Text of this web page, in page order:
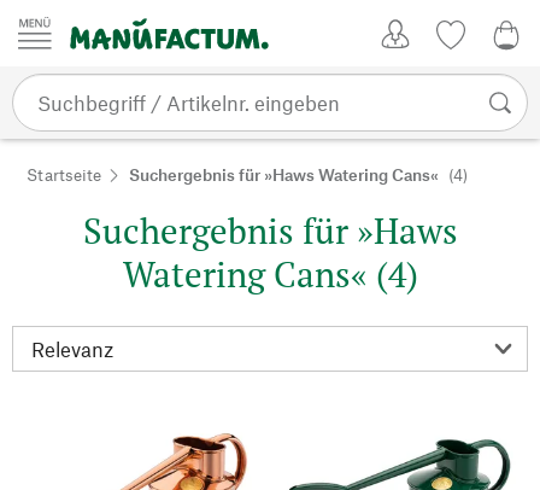
Zum Inhalt springen
Startseite Suchergebnis für »Haws Watering Cans« (4)
Suchergebnis für »Haws
Watering Cans« (4)